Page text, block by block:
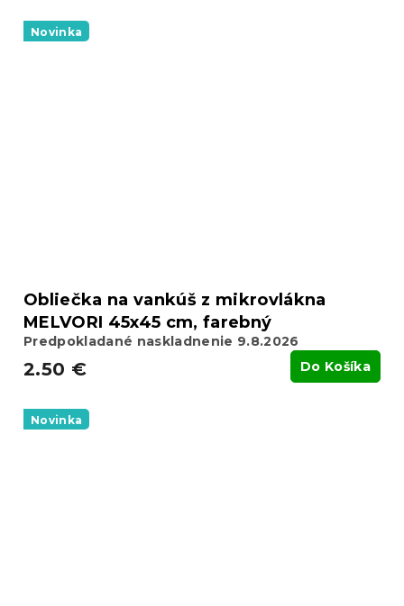
Novinka
Obliečka na vankúš z mikrovlákna
MELVORI 45x45 cm, farebný
Predpokladané naskladnenie 9.8.2026
2.50 € Do Košíka
Novinka